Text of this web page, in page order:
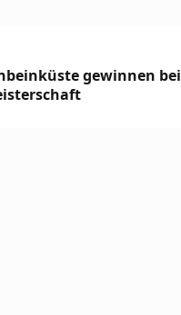
gewinnen bei